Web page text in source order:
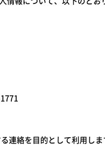
連絡を目的として利用しま